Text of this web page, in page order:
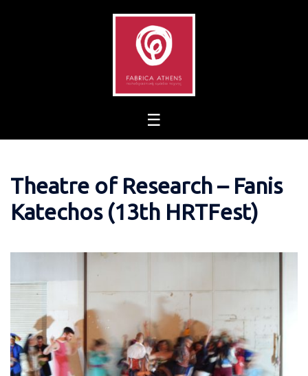
Theatre of Research – Fanis
Katechos (13th HRTFest)